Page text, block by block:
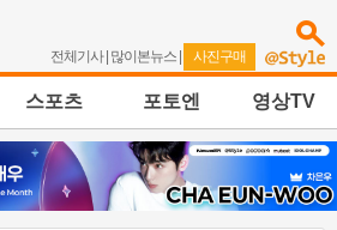
전체기사| 많이본뉴스 | 사진구매
스포츠 포토엔 영상TV